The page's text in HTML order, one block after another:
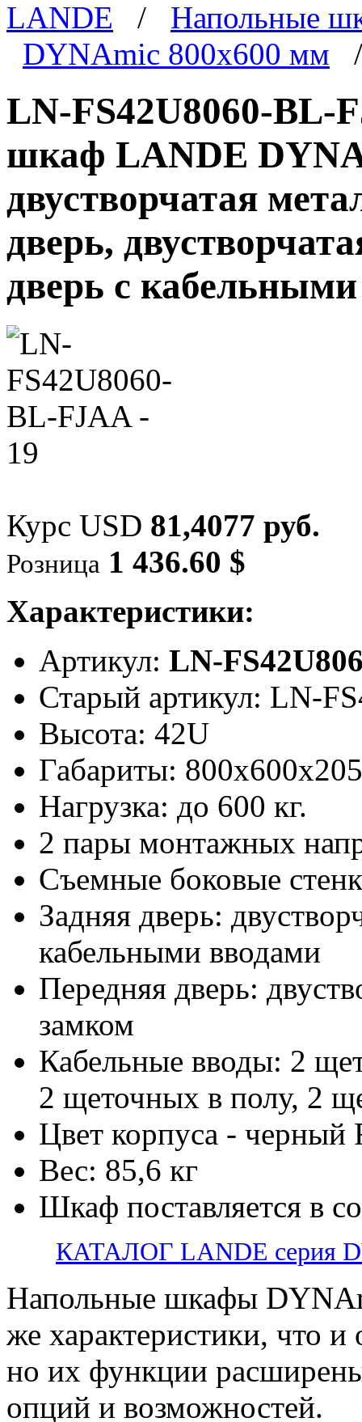
LANDE / Напольные
DYNAmic 800x600 мм
LN-FS42U8060-BL-
шкаф LANDE
двустворчатая
дверь,
дверь с
Курс USD 81,4077 руб.
Розница 1 436.60 $
Характеристики:
Артикул: LN-
Старый артикул: LN-
Высота: 42U
Габариты:
Нагрузка: до 600 кг.
2 пары монтажных
Съемные боковые
Задняя дверь:
кабельными вводами
Передняя дверь:
замком
Кабельные вводы: 2
2 щеточных в полу, 2
Цвет корпуса - черный
Вес: 85,6 кг
Шкаф поставляется в
КАТАЛОГ LANDE серия
Напольные шкафы
же характеристики, что
но их функции
опций и возможностей.